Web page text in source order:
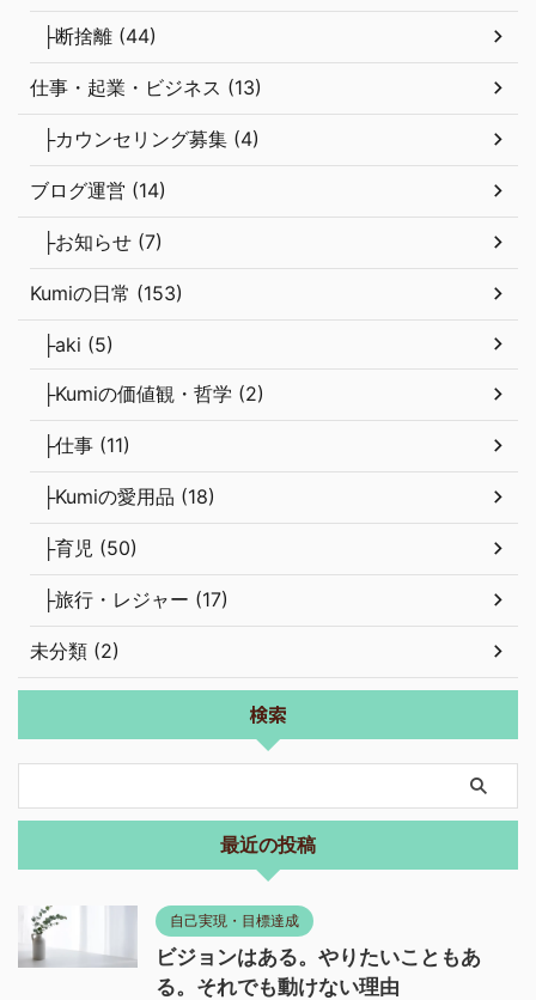
├断捨離 (44)
仕事・起業・ビジネス (13)
├カウンセリング募集 (4)
ブログ運営 (14)
├お知らせ (7)
Kumiの日常 (153)
├aki (5)
├Kumiの価値観・哲学 (2)
├仕事 (11)
├Kumiの愛用品 (18)
├育児 (50)
├旅行・レジャー (17)
未分類 (2)
検索
最近の投稿
自己実現・目標達成
ビジョンはある。やりたいこともあ
る。それでも動けない理由